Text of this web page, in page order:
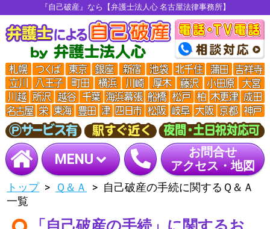
『自己破産』なら【弁護士法人心 名古屋法律事務所】
MENU
お問合せ
アクセス・地図
トップ Ｑ＆Ａ
自己破産の手続に関するＱ＆Ａ
一覧